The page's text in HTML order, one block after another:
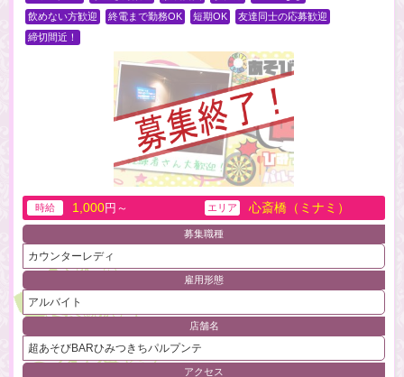
飲めない方歓迎
終電まで勤務OK 短期OK
友達同士の応募歓迎
締切間近！
時給 1,000円～ エリア 心斎橋（ミナミ）
募集職種
カウンターレディ
雇用形態
アルバイト
店舗名
超あそびBARひみつきちパルプンテ
アクセス